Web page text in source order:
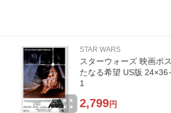
STAR WARS
スターウォーズ 映画ポ
たなる希望 US版
1
2,799円